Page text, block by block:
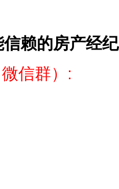
赖的房产经纪
信群）: